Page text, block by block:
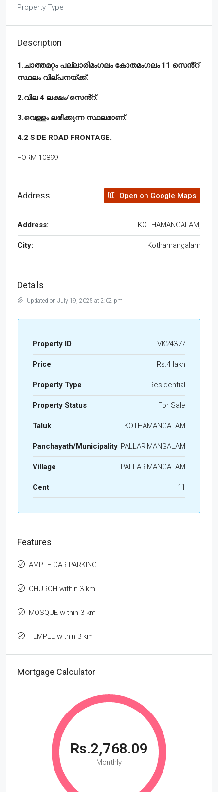
Property Type
Description
1.ചാത്തമറ്റം പല്ലാരിമംഗലം കോതമംഗലം 11 സെൻ്റ്
സ്ഥലം വില്പനയ്ക്ക്.
2.വില 4 ലക്ഷം/സെൻ്റ്.
3.വെള്ളം ലഭിക്കുന്ന സ്ഥലമാണ്.
4.2 SIDE ROAD FRONTAGE.
FORM 10899
Address Open on Google Maps
Address: KOTHAMANGALAM,
City: Kothamangalam
Details
Updated on July 19, 2025 at 2:02 pm
Property ID VK24377
Price Rs.4 lakh
Property Type Residential
Property Status For Sale
Taluk KOTHAMANGALAM
Panchayath/Municipality PALLARIMANGALAM
Village PALLARIMANGALAM
Cent 11
Features
AMPLE CAR PARKING
CHURCH within 3 km
MOSQUE within 3 km
TEMPLE within 3 km
Mortgage Calculator
Rs.2,768.09
Monthly